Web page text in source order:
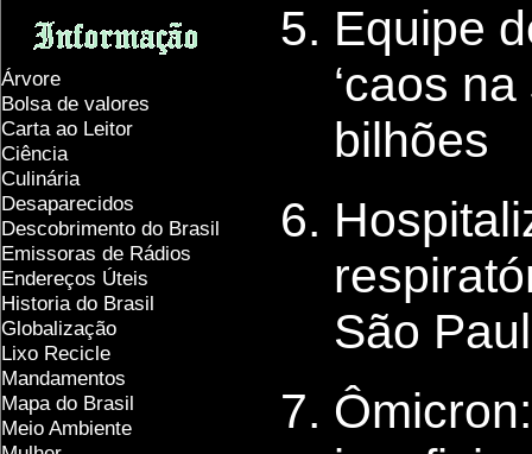
Árvore
Bolsa de valores
Carta ao Leitor
Ciência
Culinária
Desaparecidos
Descobrimento do Brasil
Emissoras de Rádios
Endereços Úteis
Historia do Brasil
Globalização
Lixo Recicle
Mandamentos
Mapa do Brasil
Meio Ambiente
Equipe
‘caos
bilhões
São